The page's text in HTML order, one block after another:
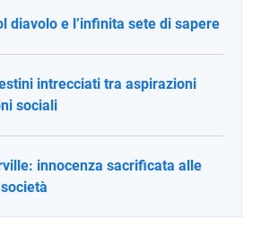
diavolo e l’infinita sete di sapere
intrecciati tra aspirazioni
sociali
innocenza sacrificata alle